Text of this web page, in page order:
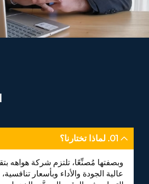
01. لماذا تختارنا؟
وبصفتها مُصنِّعًا، تلتزم شركة هواهه
عالية الجودة والأداء وبأسعار